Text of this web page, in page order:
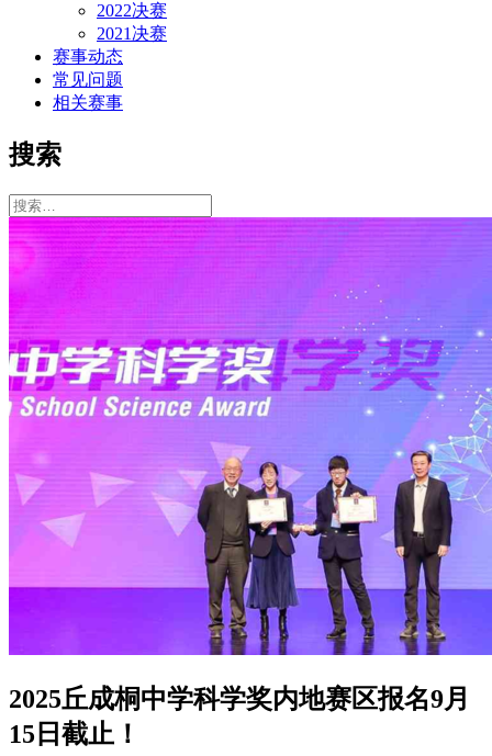
2022决赛
2021决赛
赛事动态
常见问题
相关赛事
搜索
搜
索：
2025丘成桐中学科学奖内地赛区报名9月
15日截止！